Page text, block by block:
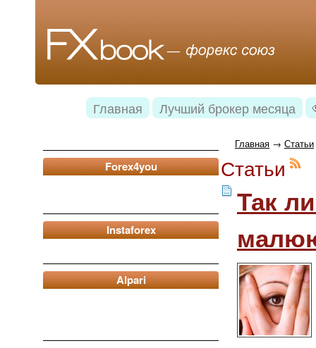
Главная Лучший брокер месяца
Forex4you
Instaforex
Alpari
Главная → Статьи
Статьи
Так